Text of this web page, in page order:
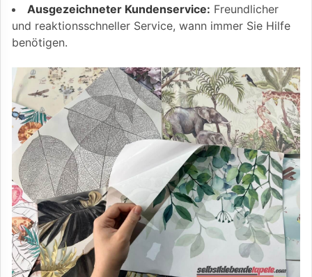
Ausgezeichneter Kundenservice: Freundlicher
und reaktionsschneller Service, wann immer Sie Hilfe
benötigen.